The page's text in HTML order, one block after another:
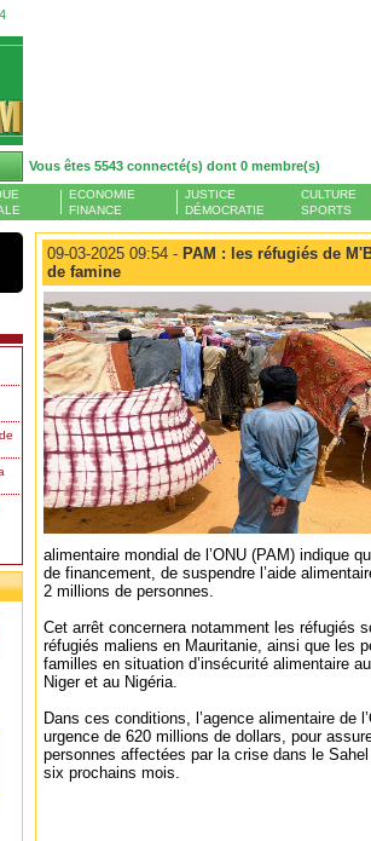
Vous êtes 5543 connecté(s) dont 0 membre(s)
ECONOMIE
FINANCE
JUSTICE
DÉMOCRATIE
CULTURE
SPORTS
09-03-2025 09:54 - PAM : les réfugiés de
de famine
alimentaire mondial de l’ONU (PAM) indique
de financement, de suspendre l’aide
2 millions de personnes.
Cet arrêt concernera notamment les réfugiés
réfugiés maliens en Mauritanie, ainsi que les
familles en situation d’insécurité alimentaire
Niger et au Nigéria.
Dans ces conditions, l’agence alimentaire de
urgence de 620 millions de dollars, pour
personnes affectées par la crise dans le
six prochains mois.